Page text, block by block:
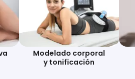
Modelado corporal
y tonificación